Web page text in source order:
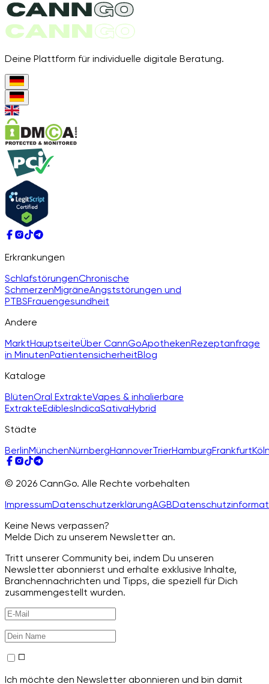
Deine Plattform für individuelle digitale Beratung.
Erkrankungen
SchlafstörungenChronische
SchmerzenMigräneAngststörungen und
PTBSFrauengesundheit
Andere
MarktHauptseiteÜber CannGoApothekenRezeptanfrage
in MinutenPatientensicherheitBlog
Kataloge
BlütenOral ExtrakteVapes & inhalierbare
ExtrakteEdiblesIndicaSativaHybrid
Städte
BerlinMünchenNürnbergHannoverTrierHamburgFrankfurt
© 2026 CannGo. Alle Rechte vorbehalten
ImpressumDatenschutzerklärungAGB
Keine News verpassen?
Melde Dich zu unserem Newsletter an.
Tritt unserer Community bei, indem Du unseren
Newsletter abonnierst und erhalte exklusive Inhalte,
Branchennachrichten und Tipps, die speziell für Dich
zusammengestellt wurden.
Ich möchte den Newsletter abonnieren und bin damit